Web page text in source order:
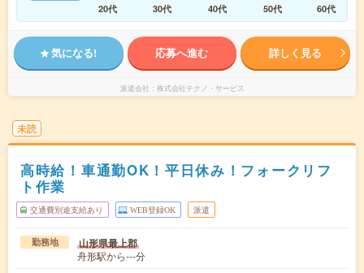
20代
30代 40代 50代 60代
気になる! 応募へ進む 詳しく見る
派遣会社 株式会社テクノ・サービス
未読
高時給！車通勤OK！平日休み！フォークリフ
ト作業
交通費別途支給あり WEB登録OK 派遣
勤務地 山形県最上郡
舟形駅から---分